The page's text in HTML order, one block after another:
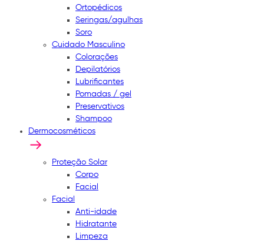
Ortopédicos
Seringas/agulhas
Soro
Cuidado Masculino
Colorações
Depilatórios
Lubrificantes
Pomadas / gel
Preservativos
Shampoo
Dermocosméticos
Proteção Solar
Corpo
Facial
Facial
Anti-idade
Hidratante
Limpeza